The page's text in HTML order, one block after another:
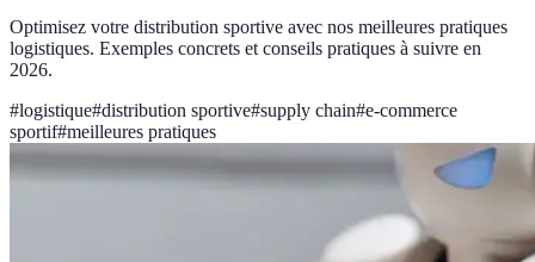
Optimisez votre distribution sportive avec nos meilleures pratiques
logistiques. Exemples concrets et conseils pratiques à suivre en
2026.
#logistique#distribution sportive#supply chain#e-commerce
sportif#meilleures pratiques